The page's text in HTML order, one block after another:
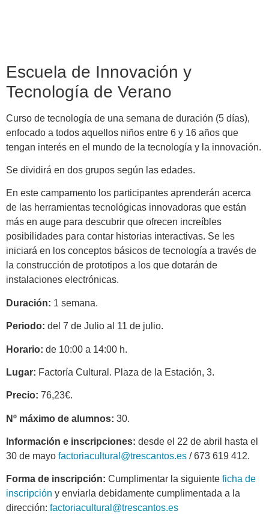
Escuela de Innovación y
Tecnología de Verano
Curso de tecnología de una semana de duración (5 días),
enfocado a todos aquellos niños entre 6 y 16 años que
tengan interés en el mundo de la tecnología y la innovación.
Se dividirá en dos grupos según las edades.
En este campamento los participantes aprenderán acerca
de las herramientas tecnológicas innovadoras que están
más en auge para descubrir que ofrecen increíbles
posibilidades para contar historias interactivas. Se les
iniciará en los conceptos básicos de tecnología a través de
la construcción de prototipos a los que dotarán de
instalaciones electrónicas.
Duración: 1 semana.
Periodo: del 7 de Julio al 11 de julio.
Horario: de 10:00 a 14:00 h.
Lugar: Factoría Cultural. Plaza de la Estación, 3.
Precio: 76,23€.
Nº máximo de alumnos: 30.
Información e inscripciones: desde el 22 de abril hasta el
30 de mayo factoriacultural@trescantos.es / 673 619 412.
Forma de inscripción: Cumplimentar la siguiente ficha de
inscripción y enviarla debidamente cumplimentada a la
dirección: factoriacultural@trescantos.es